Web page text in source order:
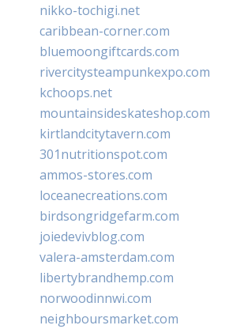
nikko-tochigi.net
caribbean-corner.com
bluemoongiftcards.com
rivercitysteampunkexpo.com
kchoops.net
mountainsideskateshop.com
kirtlandcitytavern.com
301nutritionspot.com
ammos-stores.com
loceanecreations.com
birdsongridgefarm.com
joiedevivblog.com
valera-amsterdam.com
libertybrandhemp.com
norwoodinnwi.com
neighboursmarket.com